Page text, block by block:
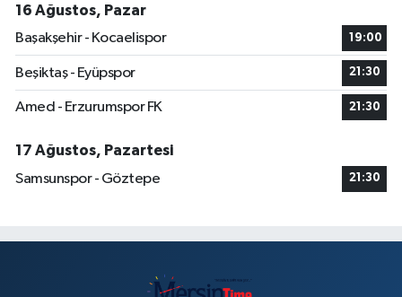
16 Ağustos, Pazar
Başakşehir - Kocaelispor
19:00
Beşiktaş - Eyüpspor 21:30
Amed - Erzurumspor FK 21:30
17 Ağustos, Pazartesi
Samsunspor - Göztepe
21:30